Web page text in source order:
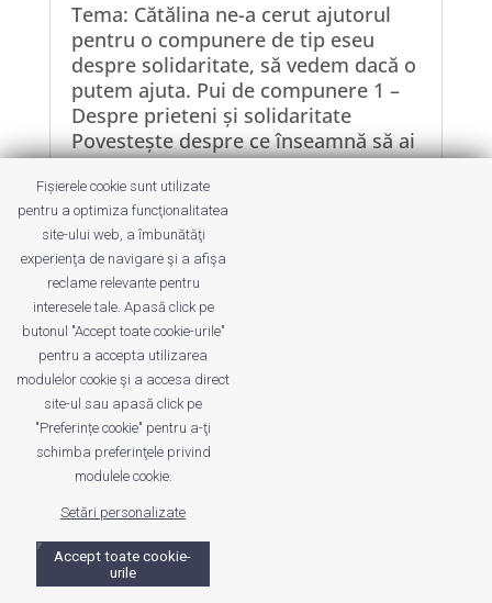
Tema: Cătălina ne-a cerut ajutorul
pentru o compunere de tip eseu
despre solidaritate, să vedem dacă o
putem ajuta. Pui de compunere 1 –
Despre prieteni și solidaritate
Povestește despre ce înseamnă să ai
prieteni, cât de importanți sunt ei
pentru tine și cum te-au...
Despre noi Publicitate
Privacy
© UrbanKID. Proiect dezvoltat de Dana și
Dragomirescu. Temă WordPress:
Fișierele cookie sunt utilizate
pentru a optimiza funcţionalitatea
site-ului web, a îmbunătăţi
experienţa de navigare şi a afişa
reclame relevante pentru
interesele tale. Apasă click pe
butonul "Accept toate cookie-urile"
pentru a accepta utilizarea
modulelor cookie şi a accesa direct
site-ul sau apasă click pe
"Preferințe cookie" pentru a-ţi
schimba preferinţele privind
modulele cookie.
Setări personalizate
Accept toate cookie-
urile